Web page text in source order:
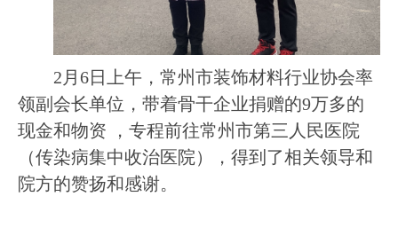
2 月 6日上午，常州市装饰材料行业协会率
领副会长单位，带着骨干企业捐赠的9万多的
现金和物资 ，专程前往常州市第三人民医院
（传染病集中收治医院），得到了相关领导和
院方的赞扬和感谢。